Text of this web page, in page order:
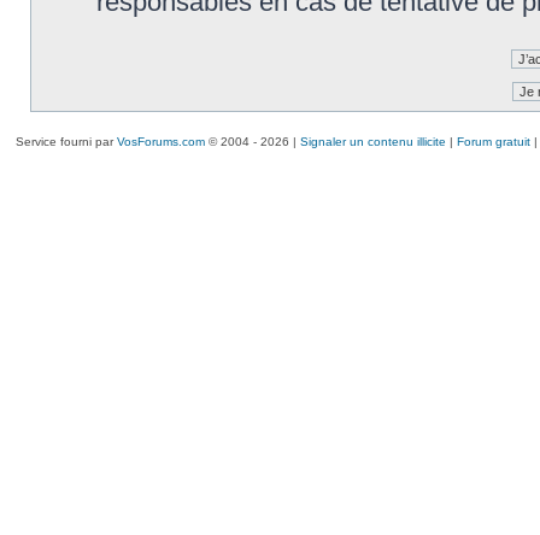
Service fourni parVosForums.com© 2004 - 2026 | Signaler un contenu illicite | Forum gratuit|